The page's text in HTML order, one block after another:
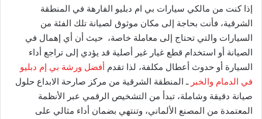
​إذا كنت من مالكي سيارات بي ام دبليو الفارهة في المنطقة
الشرقية، فأنت بحاجة إلى مكان موثوق لصيانة تلك الفئة من
السيارات والتي تحتاج إلى معاملة خاصة، حيث أن أي إهمال في
الصيانة أو استخدام قطع غيار غير أصلية قد يؤدي إلى تراجع أداء
السيارة أو حدوث أعطال مكلفة، لذا تقدم أفضل ورشة بي إم دبليو
في الدمام والخبر ـ المنطقة الشرقية من مركز صارحة الابداع حلول
صيانة دقيقة وشاملة، تبدأ من التشخيص الرقمي عبر الأنظمة
المعتمدة من المصنع الألماني، وتنتهي بضمان أداء مثالي على